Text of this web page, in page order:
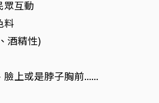
眾互動
料
酒精性)
上或是脖子胸前......